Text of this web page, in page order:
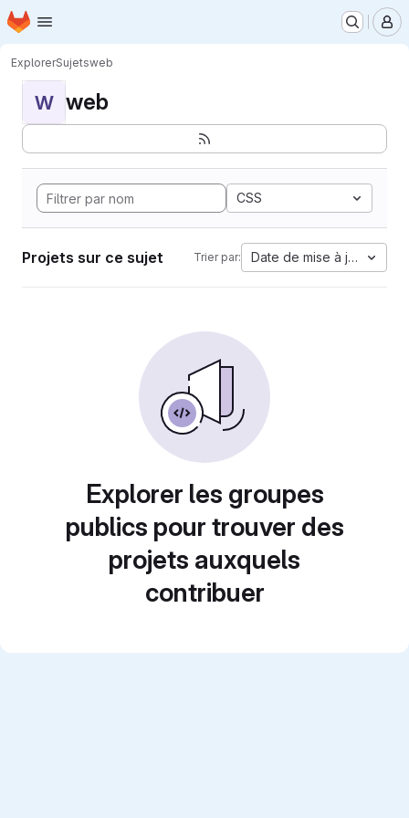
Passer au contenu principal
Page d'accueil
ExplorerSujetsweb
W web
CSS
Projets sur ce sujet Trier par: Date de mise à jour
Explorer les groupes
publics pour trouver des
projets auxquels
contribuer